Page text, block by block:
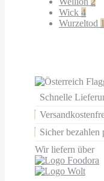
Wick 4
Wurzeltod 1
Schnelle
Sicher bezahlen
Wir liefern über